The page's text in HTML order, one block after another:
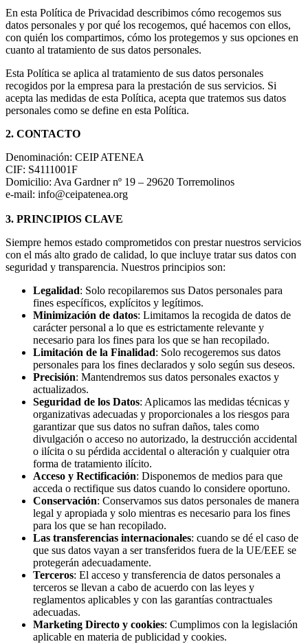
En esta Política de Privacidad describimos cómo recogemos sus
datos personales y por qué los recogemos, qué hacemos con ellos,
con quién los compartimos, cómo los protegemos y sus opciones en
cuanto al tratamiento de sus datos personales.
Esta Política se aplica al tratamiento de sus datos personales
recogidos por la empresa para la prestación de sus servicios. Si
acepta las medidas de esta Política, acepta que tratemos sus datos
personales como se define en esta Política.
2. CONTACTO
Denominación: CEIP ATENEA
CIF: S4111001F
Domicilio: Ava Gardner nº 19 – 29620 Torremolinos
e-mail: info@ceipatenea.org
3. PRINCIPIOS CLAVE
Siempre hemos estado comprometidos con prestar nuestros servicios
con el más alto grado de calidad, lo que incluye tratar sus datos con
seguridad y transparencia. Nuestros principios son:
Legalidad: Solo recopilaremos sus Datos personales para
fines específicos, explícitos y legítimos.
Minimización de datos: Limitamos la recogida de datos de
carácter personal a lo que es estrictamente relevante y
necesario para los fines para los que se han recopilado.
Limitación de la Finalidad: Solo recogeremos sus datos
personales para los fines declarados y solo según sus deseos.
Precisión: Mantendremos sus datos personales exactos y
actualizados.
Seguridad de los Datos: Aplicamos las medidas técnicas y
organizativas adecuadas y proporcionales a los riesgos para
garantizar que sus datos no sufran daños, tales como
divulgación o acceso no autorizado, la destrucción accidental
o ilícita o su pérdida accidental o alteración y cualquier otra
forma de tratamiento ilícito.
Acceso y Rectificación: Disponemos de medios para que
acceda o rectifique sus datos cuando lo considere oportuno.
Conservación: Conservamos sus datos personales de manera
legal y apropiada y solo mientras es necesario para los fines
para los que se han recopilado.
Las transferencias internacionales: cuando se dé el caso de
que sus datos vayan a ser transferidos fuera de la UE/EEE se
protegerán adecuadamente.
Terceros: El acceso y transferencia de datos personales a
terceros se llevan a cabo de acuerdo con las leyes y
reglamentos aplicables y con las garantías contractuales
adecuadas.
Marketing Directo y cookies: Cumplimos con la legislación
aplicable en materia de publicidad y cookies.